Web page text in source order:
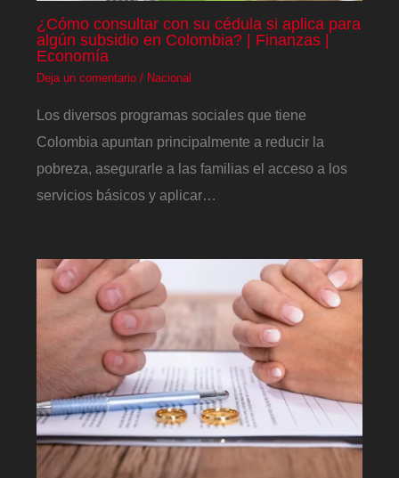
¿Cómo consultar con su cédula si aplica para
algún subsidio en Colombia? | Finanzas |
Economía
Deja un comentario / Nacional
Los diversos programas sociales que tiene
Colombia apuntan principalmente a reducir la
pobreza, asegurarle a las familias el acceso a los
servicios básicos y aplicar…